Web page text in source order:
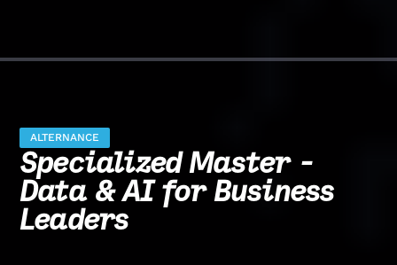
ALTERNANCE
Specialized Master -
Data & AI for Business
Leaders